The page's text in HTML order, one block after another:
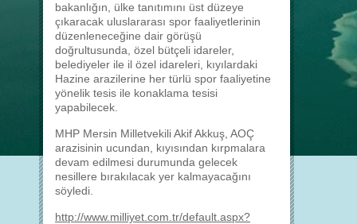
bakanlığın, ülke tanıtımını üst düzeye
çıkaracak uluslararası spor faaliyetlerinin
düzenleneceğine dair görüşü
doğrultusunda, özel bütçeli idareler,
belediyeler ile il özel idareleri, kıyılardaki
Hazine arazilerine her türlü spor faaliyetine
yönelik tesis ile konaklama tesisi
yapabilecek.
MHP Mersin Milletvekili Akif Akkuş, AOÇ
arazisinin ucundan, kıyısından kırpmalara
devam edilmesi durumunda gelecek
nesillere bırakılacak yer kalmayacağını
söyledi.
http://www.milliyet.com.tr/default.aspx?